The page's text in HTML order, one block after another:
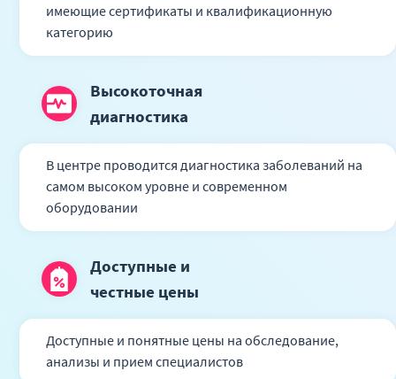
имеющие сертификаты и квалификационную
категорию
Высокоточная
диагностика
В центре проводится диагностика заболеваний на
самом высоком уровне и современном
оборудовании
Доступные и
честные цены
Доступные и понятные цены на обследование,
анализы и прием специалистов